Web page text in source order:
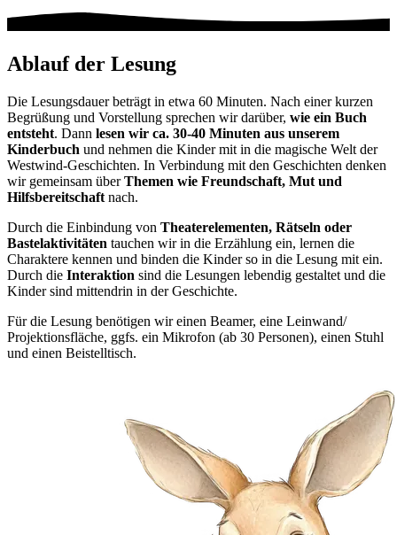
Ablauf der Lesung
Die Lesungsdauer beträgt in etwa 60 Minuten. Nach einer kurzen
Begrüßung und Vorstellung sprechen wir darüber, wie ein Buch
entsteht. Dann lesen wir ca. 30-40 Minuten aus unserem
Kinderbuch und nehmen die Kinder mit in die magische Welt der
Westwind-Geschichten. In Verbindung mit den Geschichten denken
wir gemeinsam überThemen wie Freundschaft, Mut und
Hilfsbereitschaft nach.
Durch die Einbindung von Theaterelementen, Rätseln oder
Bastelaktivitäten tauchen wir in die Erzählung ein, lernen die
Charaktere kennen und binden die Kinder so in die Lesung mit ein.
Durch die Interaktion sind die Lesungen lebendig gestaltet und die
Kinder sind mittendrin in der Geschichte.
Für die Lesung benötigen wir einen Beamer, eine Leinwand/
Projektionsfläche, ggfs. ein Mikrofon (ab 30 Personen), einen Stuhl
und einen Beistelltisch.